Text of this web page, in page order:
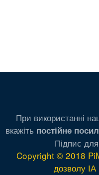
При використанні
вкажіть постійне
Підпис для
Copyright © 2018
дозволу